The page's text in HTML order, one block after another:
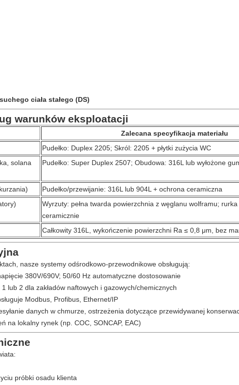
ciała stałego (DS)
warunków eksploatacji
Zalecana specyfikacja materiału
Pudełko: Duplex 2205; Skról: 2205 + płytki zużycia WC
solana
Pudełko: Super Duplex 2507; Obudowa: 316L lub wyłożone
Pudełko/przewijanie: 316L lub 904L + ochrona ceramiczna
Wyrzuty: pełna twarda powierzchnia z węglanu wolframu; rurka
ceramicznie
Całkowity 316L, wykończenie powierzchni Ra ≤ 0,8 μm, bez
nasze systemy odśrodkowo-przewodnikowe obsługują:
380V/690V; 50/60 Hz automatyczne dostosowanie
lub 2 dla zakładów naftowych i gazowych/chemicznych
Modbus, Profibus, Ethernet/IP
danych w chmurze, ostrzeżenia dotyczące przewidywanej
na lokalny rynek (np. COC, SONCAP, EAC)
próbki osadu klienta